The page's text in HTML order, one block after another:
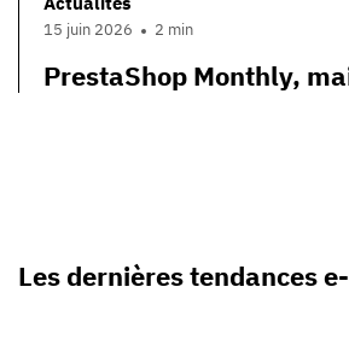
15 juin 2026 2 min
PrestaShop Monthly,
Les dernières tendances